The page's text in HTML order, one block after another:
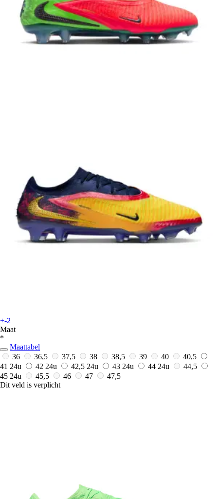
+-2
Maat
*
Maattabel
36
36,5 37,5 38 38,5 39 40
40,5
41 24u 42 24u 42,5 24u 43 24u 44 24u
44,5
45 24u 45,5 46 47
47,5
Dit veld is verplicht